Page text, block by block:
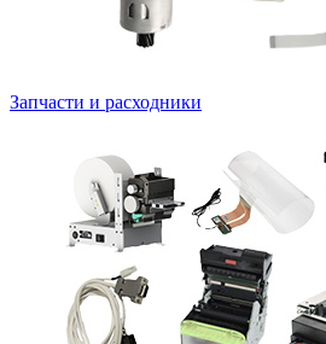
Запчасти и расходники